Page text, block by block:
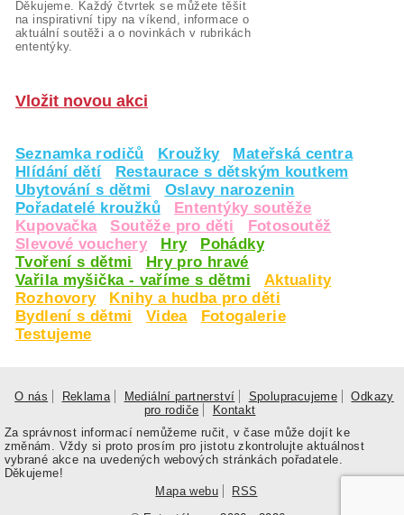
Děkujeme. Každý čtvrtek se můžete těšit
na inspirativní tipy na víkend, informace o
aktuální soutěži a o novinkách v rubrikách
ententýky.
Vložit novou akci
Seznamka rodičů Kroužky
Mateřská centra
Hlídání dětí
Restaurace s dětským koutkem
Ubytování s dětmi
Oslavy narozenin
Pořadatelé kroužků
Ententýky soutěže
Kupovačka
Soutěže pro děti
Fotosoutěž
Slevové vouchery
Hry
Pohádky
Tvoření s dětmi
Hry pro hravé
Vařila myšička - vaříme s dětmi
Aktuality
Rozhovory
Knihy a hudba pro děti
Bydlení s dětmi
Videa
Fotogalerie
Testujeme
O nás Reklama Mediální partnerství Spolupracujeme
Odkazy
pro rodiče
Kontakt
Za správnost informací nemůžeme ručit, v čase může dojít ke
změnám. Vždy si proto prosím pro jistotu zkontrolujte aktuálnost
vybrané akce na uvedených webových stránkách pořadatele.
Děkujeme!
Mapa webu
RSS